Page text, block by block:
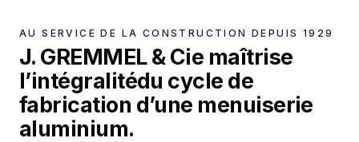
AU SERVICE DE LA CONSTRUCTION DEPUIS 1929
J. GREMMEL & Cie maîtrise
l’intégralitédu cycle de
fabrication d’une menuiserie
aluminium.